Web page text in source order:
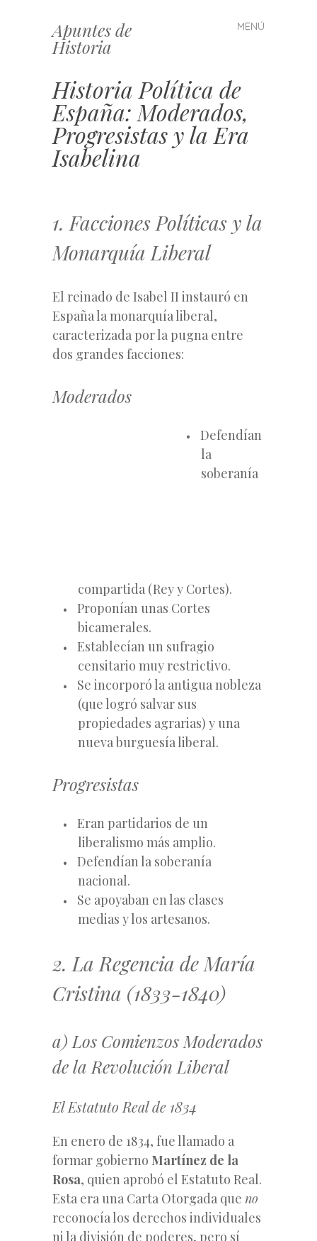
Apuntes de
Historia
MENÚ
Saltar
al
Historia Política de
España: Moderados,
Progresistas y la Era
Isabelina
1. Facciones Políticas y la
Monarquía Liberal
El reinado de Isabel II instauró en
España la monarquía liberal,
caracterizada por la pugna entre
dos grandes facciones:
Moderados
Defendían
la
soberanía
compartida (Rey y Cortes).
Proponían unas Cortes
bicamerales.
Establecían un sufragio
censitario muy restrictivo.
Se incorporó la antigua nobleza
(que logró salvar sus
propiedades agrarias) y una
nueva burguesía liberal.
Progresistas
Eran partidarios de un
liberalismo más amplio.
Defendían la soberanía
nacional.
Se apoyaban en las clases
medias y los artesanos.
2. La Regencia de María
Cristina (1833-1840)
a) Los Comienzos Moderados
de la Revolución Liberal
El Estatuto Real de 1834
En enero de 1834, fue llamado a
formar gobierno Martínez de la
Rosa, quien aprobó el Estatuto Real.
Esta era una Carta Otorgada que no
reconocía los derechos individuales
ni la división de poderes, pero sí